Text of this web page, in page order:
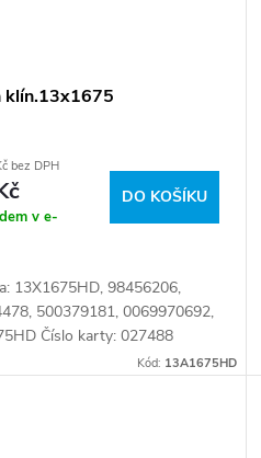
klín.13x1675
bez DPH
v e-
DO KOŠÍKU
13X1675HD, 98456206,
500379181, 0069970692,
Číslo karty: 027488
Kód: 13A1675HD